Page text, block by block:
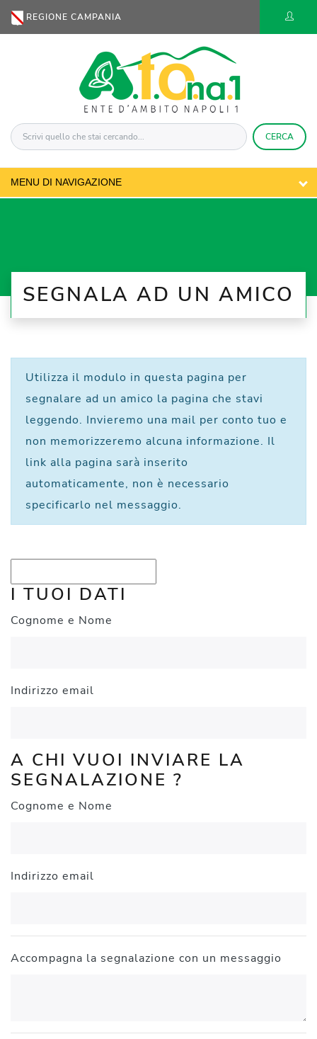
REGIONE CAMPANIA
CERCA
SEGNALA AD UN AMICO
Utilizza il modulo in questa pagina per
segnalare ad un amico la pagina che stavi
leggendo. Invieremo una mail per conto tuo e
non memorizzeremo alcuna informazione. Il
link alla pagina sarà inserito
automaticamente, non è necessario
specificarlo nel messaggio.
I TUOI DATI
Cognome e Nome
Indirizzo email
A CHI VUOI INVIARE LA
SEGNALAZIONE ?
Cognome e Nome
Indirizzo email
Accompagna la segnalazione con un messaggio